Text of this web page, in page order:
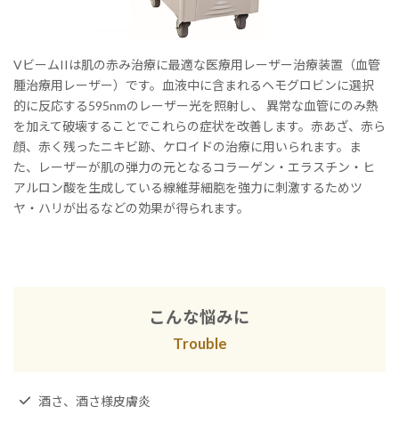
VビームIIは肌の赤み治療に最適な医療用レーザー治療装置（血管
腫治療用レーザー）です。血液中に含まれるヘモグロビンに選択
的に反応する595nmのレーザー光を照射し、 異常な血管にのみ熱
を加えて破壊することでこれらの症状を改善します。赤あざ、赤ら
顔、赤く残ったニキビ跡、ケロイドの治療に用いられます。ま
た、レーザーが肌の弾力の元となるコラーゲン・エラスチン・ヒ
アルロン酸を生成している線維芽細胞を強力に刺激するためツ
ヤ・ハリが出るなどの効果が得られます。
こんな悩みに
Trouble
酒さ、酒さ様皮膚炎